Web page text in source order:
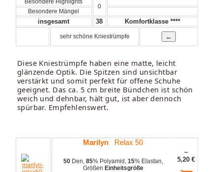
Besondere Highlights
0
Besondere Mängel
insgesamt 38 Komfortklasse ****
sehr schöne Kniestrümpfe
Diese Kniestrümpfe haben eine matte, leicht
glänzende Optik. Die Spitzen sind unsichtbar
verstärkt und somit perfekt für offene Schuhe
geeignet. Das ca. 5 cm breite Bündchen ist schön
weich und dehnbar, hält gut, ist aber dennoch
spürbar. Empfehlenswert.
Marilyn Relax 50
50Den, 85% Polyamid, 15% Elastan,
Größen Einheitsgröße
~
5,20 €